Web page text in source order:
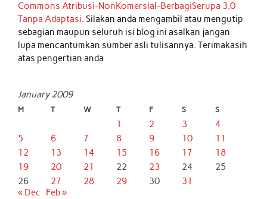
Commons Atribusi-NonKomersial-BerbagiSerupa 3.0
Tanpa Adaptasi. Silakan anda mengambil atau mengutip
sebagian maupun seluruh isi blog ini asalkan jangan
lupa mencantumkan sumber asli tulisannya. Terimakasih
atas pengertian anda
January 2009
M T W T F S S
1 2 3
4
5
6 7 8 9 10
11
12
13 14 15 16 17
18
19
20 21 22 23 24
25
26
27 28 29 30
31
« Dec
Feb »